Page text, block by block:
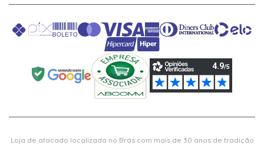
Loja de atacado localizada no Brás com mais de 30 anos de tradição